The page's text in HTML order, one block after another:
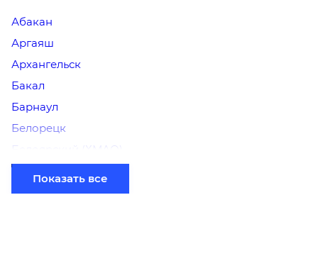
Абакан
Аргаяш
Архангельск
Бакал
Барнаул
Белорецк
Белоярский (ХМАО)
Березники
Бийск
Показать все